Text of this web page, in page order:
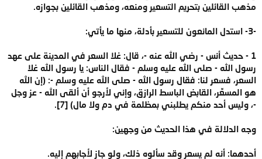
مذهب القائلين بتحريم التسعير ومنعه، ومذهب القائلين بجوازه.
-3- استدل المانعون للتسعير بأدلة، منها ما يأتي:
1 - حديث أنس - رضي الله عنه -، قال: غلا السعر في المدينة على عهد
رسول الله - صلى الله عليه وسلم - فقال الناس: يا رسول الله غلا
السعر، فسعر لنا: فقال رسول الله - صلى الله عليه وسلم -: (إن الله
هو المسعِّر، القابض الباسط الرازق، وإني لأرجو أن ألقى الله - عز وجل
-، وليس أحد منكم يطلبني بمظلمة في دم ولا مال) [7].
وجه الدلالة في هذا الحديث من وجهين:
أحدهما: أنه لم يسعر وقد سألوه ذلك، ولو جاز لأجابهم إليه.